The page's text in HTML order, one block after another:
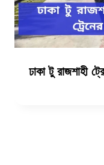
ঢাকা টু রাজশাহী